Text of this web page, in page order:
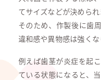
てサイズなどが決められ
そのため、作製後に歯
違和感や異物感は強くな
例えば歯茎が炎症を起
ている状態になると、